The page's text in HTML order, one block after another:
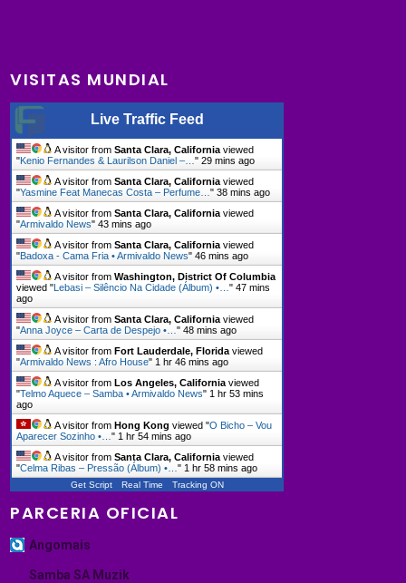
VISITAS MUNDIAL
Live Traffic Feed
A visitor fromSanta Clara, California viewed
"Kenio Fernandes & Laurilson Daniel –…"29 mins ago
A visitor fromSanta Clara, California viewed
"Yasmine Feat Manecas Costa – Perfume…"38 mins ago
A visitor fromSanta Clara, California viewed
"Armivaldo News"43 mins ago
A visitor fromSanta Clara, California viewed
"Badoxa - Cama Fria • Armivaldo News"46 mins ago
A visitor fromWashington, District Of Columbia
viewed "Lebasi – Silêncio Na Cidade (Álbum) •…"47 mins
ago
A visitor fromSanta Clara, California viewed
"Anna Joyce – Carta de Despejo •…"48 mins ago
A visitor fromFort Lauderdale, Florida viewed
"Armivaldo News : Afro House" 1 hr 46 mins ago
A visitor fromLos Angeles, California viewed
"Telmo Aquece – Samba • Armivaldo News" 1 hr 53 mins
ago
A visitor fromHong Kong viewed "O Bicho – Vou
Aparecer Sozinho •…" 1 hr 54 mins ago
A visitor fromSanta Clara, California viewed
"Celma Ribas – Pressão (Álbum) •…" 1 hr 58 mins ago
Get Script Real Time Tracking ON
PARCERIA OFICIAL
Angomais
Samba SA Muzik